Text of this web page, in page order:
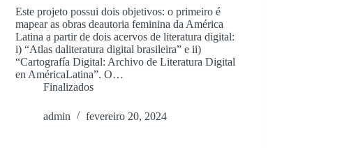
Este projeto possui dois objetivos: o primeiro é
mapear as obras deautoria feminina da América
Latina a partir de dois acervos de literatura digital:
i) “Atlas daliteratura digital brasileira” e ii)
“Cartografía Digital: Archivo de Literatura Digital
en AméricaLatina”. O…
Finalizados
admin fevereiro 20, 2024